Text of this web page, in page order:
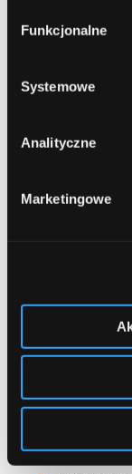
formy
zgody
Funkcjonalne
Systemowe
Analityczne
Marketingowe
Regon i NIP.
Inne
Umowy z
Plany
Kontakt
Wybór
Twojej